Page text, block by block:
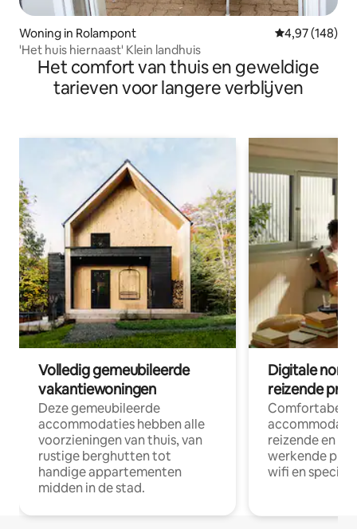
Woning in Rolampont Gemiddelde
4,97 (148)
'Het huis hiernaast' Klein landhuis
Het comfort van thuis en geweldige
tarieven voor langere verblijven
Volledig gemeubileerde
vakantiewoningen
Deze gemeubileerde
accommodaties hebben alle
voorzieningen van thuis, van
rustige berghutten tot
handige appartementen
midden in de stad.
Digitale
reizende
Comfortabele
reizende en
werkende
wifi en